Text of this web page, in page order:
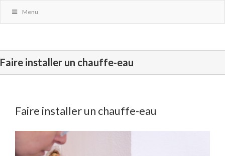
Faire installer un chauffe-eau
Faire installer un chauffe-eau
Menu